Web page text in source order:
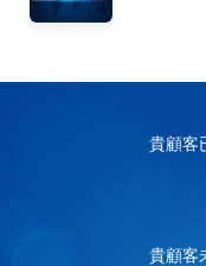
貴顧客
貴顧客